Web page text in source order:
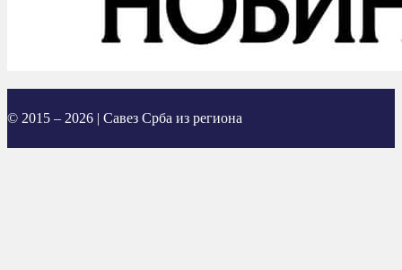
© 2015 – 2026 | Савез Срба из региона